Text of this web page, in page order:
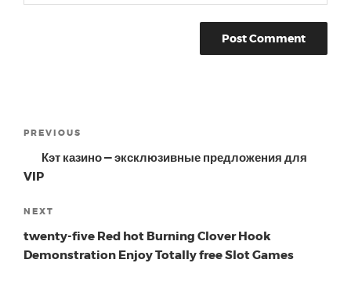
navigation
Previous
Post
PREVIOUS
Кэт казино — эксклюзивные предложения для
VIP
Next
Post
NEXT
twenty-five Red hot Burning Clover Hook
Demonstration Enjoy Totally free Slot Games